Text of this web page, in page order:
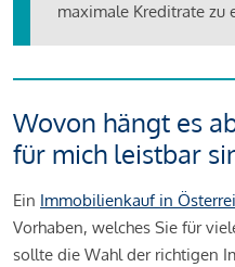
maximale Kreditrate zu
Wovon hängt es
für mich leistbar
Ein Immobilienkauf in
Vorhaben, welches Sie für
sollte die Wahl der richtigen